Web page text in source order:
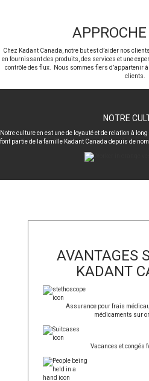
Chez Kadant Canada, notre but est d’aider nos
en fournissant des produits, des services et une
contrôle des flux. Nous sommes fiers d’appartenir
clients.
NOTRE
Notre culture en est une de loyauté et de relation à
font partie de la famille Kadant Canada depuis de
AVANTAGES
KADANT
Assurance pour frais
médicaments sur
Vacances et congés